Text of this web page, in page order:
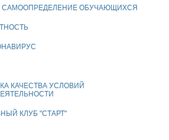
САМООПРЕДЕЛЕНИЕ ОБУЧАЮЩИХСЯ
КАЧЕСТВА УСЛОВИЙ
КЛУБ "СТАРТ"